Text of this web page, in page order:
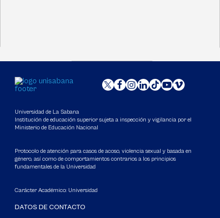
Universidad de La Sabana
Institución de educación superior sujeta a inspección y vigilancia por el
Ministerio de Educación Nacional
Protocolo de atención para casos de acoso, violencia sexual y basada en
género, así como de comportamientos contrarios a los principios
fundamentales de la Universidad
Carácter Académico: Universidad
DATOS DE CONTACTO